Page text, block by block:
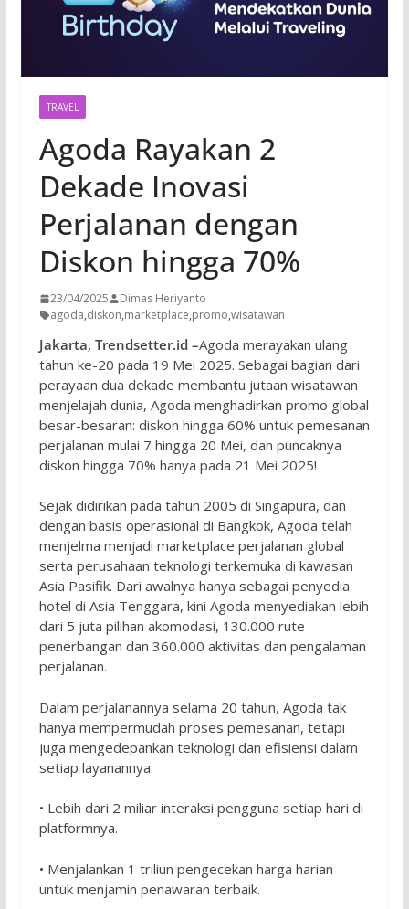
TRAVEL
Agoda Rayakan 2
Dekade Inovasi
Perjalanan dengan
Diskon hingga 70%
23/04/2025
Dimas Heriyanto
agoda,diskon,marketplace,promo,wisatawan
Jakarta, Trendsetter.id –Agoda merayakan ulang
tahun ke-20 pada 19 Mei 2025. Sebagai bagian dari
perayaan dua dekade membantu jutaan wisatawan
menjelajah dunia, Agoda menghadirkan promo global
besar-besaran: diskon hingga 60% untuk pemesanan
perjalanan mulai 7 hingga 20 Mei, dan puncaknya
diskon hingga 70% hanya pada 21 Mei 2025!
Sejak didirikan pada tahun 2005 di Singapura, dan
dengan basis operasional di Bangkok, Agoda telah
menjelma menjadi marketplace perjalanan global
serta perusahaan teknologi terkemuka di kawasan
Asia Pasifik. Dari awalnya hanya sebagai penyedia
hotel di Asia Tenggara, kini Agoda menyediakan lebih
dari 5 juta pilihan akomodasi, 130.000 rute
penerbangan dan 360.000 aktivitas dan pengalaman
perjalanan.
Dalam perjalanannya selama 20 tahun, Agoda tak
hanya mempermudah proses pemesanan, tetapi
juga mengedepankan teknologi dan efisiensi dalam
setiap layanannya:
• Lebih dari 2 miliar interaksi pengguna setiap hari di
platformnya.
• Menjalankan 1 triliun pengecekan harga harian
untuk menjamin penawaran terbaik.